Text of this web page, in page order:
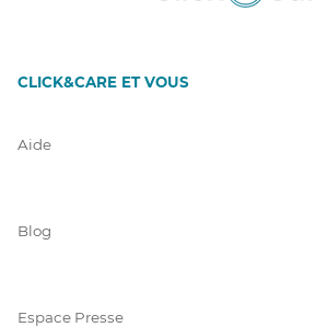
CLICK&CARE ET VOUS
Aide
Blog
Espace Presse